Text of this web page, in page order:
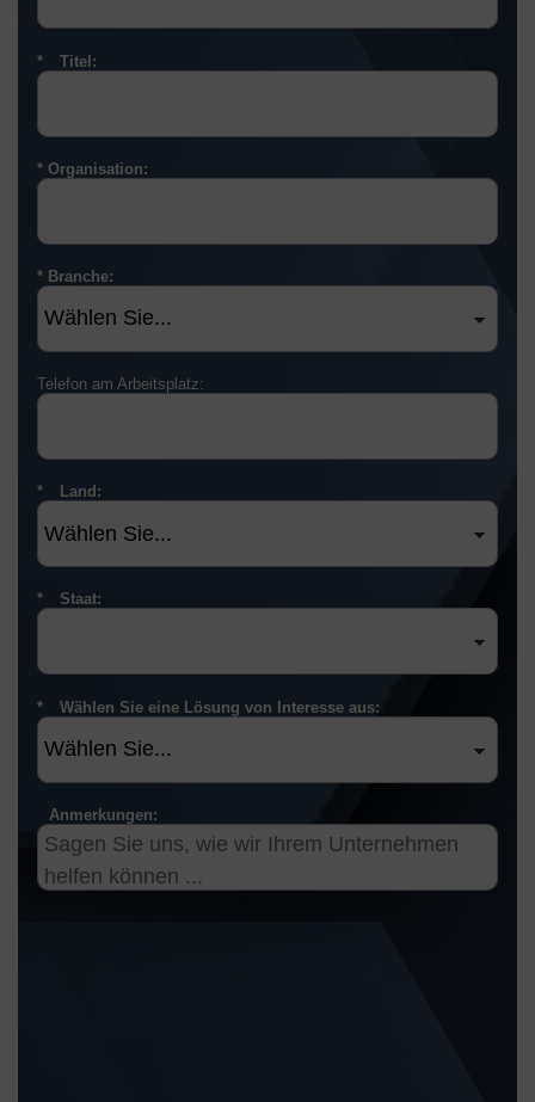
Titel:
Organisation:
Branche:
Telefon am Arbeitsplatz:
Land:
Staat:
Wählen Sie eine Lösung von Interesse aus:
Anmerkungen: